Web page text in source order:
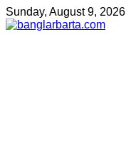
Sunday, August 9, 2026